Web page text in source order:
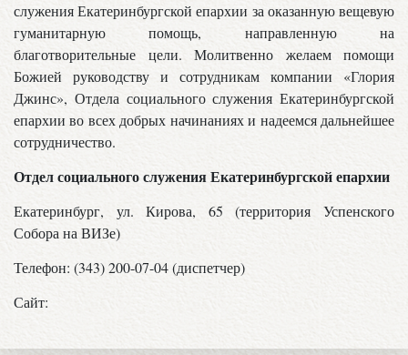
служения Екатеринбургской епархии за оказанную вещевую
гуманитарную помощь, направленную на
благотворительные цели. Молитвенно желаем помощи
Божией руководству и сотрудникам компании «Глория
Джинс», Отдела социального служения Екатеринбургской
епархии во всех добрых начинаниях и надеемся дальнейшее
сотрудничество.
Отдел социального служения Екатеринбургской епархии
Екатеринбург, ул. Кирова, 65 (территория Успенского
Собора на ВИЗе)
Телефон: (343) 200-07-04 (диспетчер)
Сайт: